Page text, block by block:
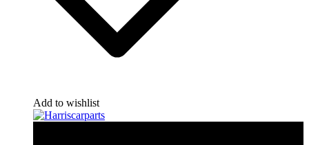
Add to wishlist